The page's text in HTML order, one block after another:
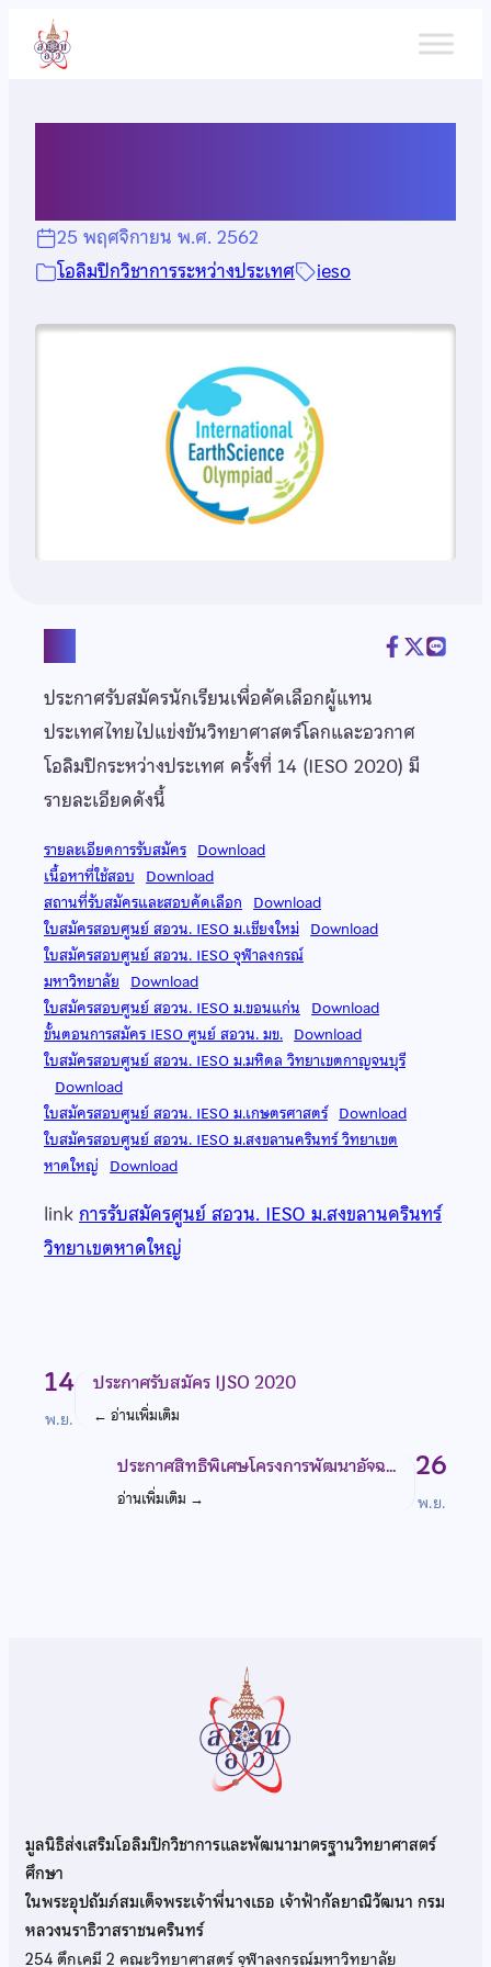
เนื้อหา
25 พฤศจิกายน พ.ศ. 2562
โอลิมปิกวิชาการระหว่างประเทศ
ieso
ประกาศรับสมัครนักเรียนเพื่อคัดเลือกผู้แทน
ประเทศไทยไปแข่งขันวิทยาศาสตร์โลกและอวกาศ
โอลิมปิกระหว่างประเทศ ครั้งที่ 14 (IESO 2020) มี
รายละเอียดดังนี้
รายละเอียดการรับสมัคร Download
เนื้อหาที่ใช้สอบ Download
สถานที่รับสมัครและสอบคัดเลือก Download
ใบสมัครสอบศูนย์ สอวน. IESO ม.เชียงใหม่ Download
ใบสมัครสอบศูนย์ สอวน. IESO จุฬาลงกรณ์
มหาวิทยาลัย Download
ใบสมัครสอบศูนย์ สอวน. IESO ม.ขอนแก่น Download
ขั้นตอนการสมัคร IESO ศูนย์ สอวน. มข. Download
ใบสมัครสอบศูนย์ สอวน. IESO ม.มหิดล วิทยาเขตกาญจนบุรี
Download
ใบสมัครสอบศูนย์ สอวน. IESO ม.เกษตรศาสตร์ Download
ใบสมัครสอบศูนย์ สอวน. IESO ม.สงขลานครินทร์ วิทยาเขต
หาดใหญ่ Download
linkการรับสมัครศูนย์ สอวน. IESO ม.สงขลานครินทร์
วิทยาเขตหาดใหญ่
14
พ.ย.
ประกาศรับสมัคร IJSO 2020
← อ่านเพิ่มเติม
26
พ.ย.
ประกาศสิทธิพิเศษโครงการพัฒนาอัจฉ…
อ่านเพิ่มเติม →
มูลนิธิส่งเสริมโอลิมปิกวิชาการและพัฒนามาตรฐานวิทยาศาสตร์
ศึกษา
ในพระอุปถัมภ์สมเด็จพระเจ้าพี่นางเธอ เจ้าฟ้ากัลยาณิวัฒนา กรม
หลวงนราธิวาสราชนครินทร์
254 ตึกเคมี 2 คณะวิทยาศาสตร์ จุฬาลงกรณ์มหาวิทยาลัย